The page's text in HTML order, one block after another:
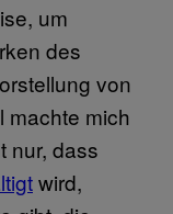
um
des
von
machte mich
nur, dass
wird,